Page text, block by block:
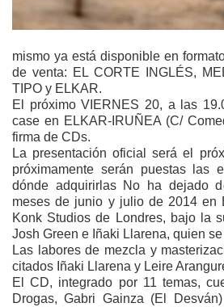
mismo ya está disponible en
de venta: EL CORTE INGLÉS,
TIPO y ELKAR.
El próximo VIERNES 20, a las
case en ELKAR-IRUÑEA (C/
firma de CDs.
La presentación oficial será el
próximamente serán puestas las
dónde adquirirlas No ha dejado
meses de junio y julio de 2014 en
Konk Studios de Londres, bajo la
Josh Green e Iñaki Llarena, quien
Las labores de mezcla y
citados Iñaki Llarena y Leire
El CD, integrado por 11 temas,
Drogas, Gabri Gainza (El